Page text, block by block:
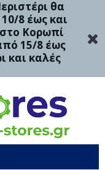
θα
8 έως και
Κορωπί
15/8 έως
και καλές